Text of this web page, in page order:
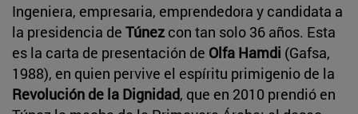
Ingeniera, empresaria, emprendedora y candidata a
la presidencia de Túnez con tan solo 36 años. Esta
es la carta de presentación de Olfa Hamdi (Gafsa,
1988), en quien pervive el espíritu primigenio de la
Revolución de la Dignidad, que en 2010 prendió en